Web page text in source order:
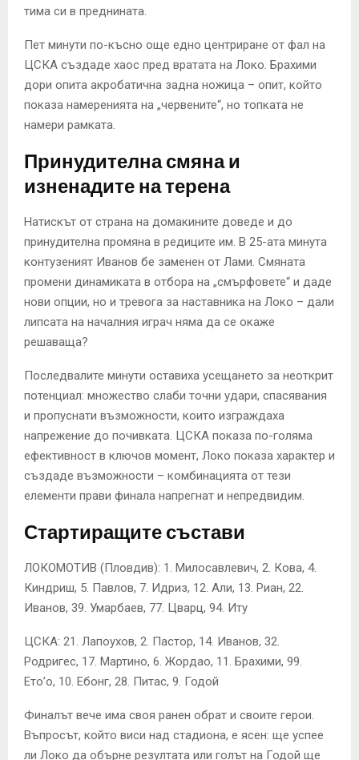
тима си в преднината.
Пет минути по-късно още едно центриране от фал на
ЦСКА създаде хаос пред вратата на Локо. Брахими
дори опита акробатична задна ножица – опит, който
показа намеренията на „червените“, но топката не
намери рамката.
Принудителна смяна и
изненадите на терена
Натискът от страна на домакините доведе и до
принудителна промяна в редиците им. В 25-ата минута
контузеният Иванов бе заменен от Лами. Смяната
промени динамиката в отбора на „смърфовете“ и даде
нови опции, но и тревога за наставника на Локо – дали
липсата на началния играч няма да се окаже
решаваща?
Последвалите минути оставиха усещането за неоткрит
потенциал: множество слаби точни удари, спасявания
и пропуснати възможности, които изграждаха
напрежение до почивката. ЦСКА показа по-голяма
ефективност в ключов момент, Локо показа характер и
създаде възможности – комбинацията от тези
елементи прави финала напрегнат и непредвидим.
Стартиращите състави
ЛОКОМОТИВ (Пловдив): 1. Милосавлевич, 2. Кова, 4.
Киндриш, 5. Павлов, 7. Идриз, 12. Али, 13. Риан, 22.
Иванов, 39. Умарбаев, 77. Цварц, 94. Иту
ЦСКА: 21. Лапоухов, 2. Пастор, 14. Иванов, 32.
Родригес, 17. Мартино, 6. Жордао, 11. Брахими, 99.
Ето’о, 10. Ебонг, 28. Питас, 9. Годой
Финалът вече има своя ранен обрат и своите герои.
Въпросът, който виси над стадиона, е ясен: ще успее
ли Локо да обърне резултата или голът на Годой ще